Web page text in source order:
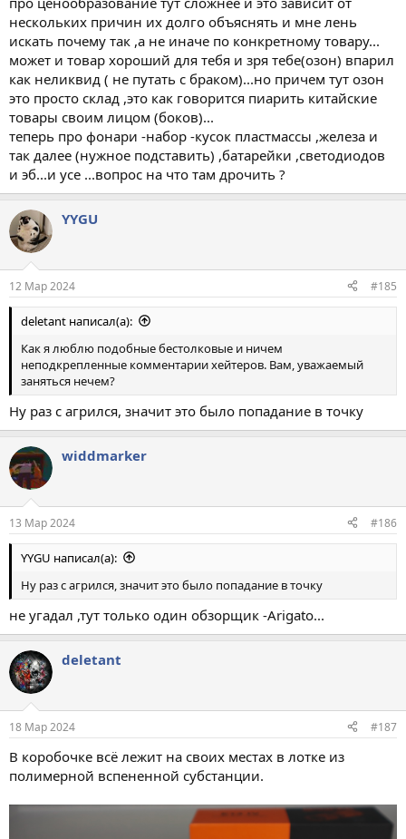
нескольких причин их долго объяснять и мне лень
искать почему так ,а не иначе по конкретному товару...
может и товар хороший для тебя и зря тебе(озон) впарил
как неликвид ( не путать с браком)...но причем тут озон
это просто склад ,это как говорится пиарить китайские
товары своим лицом (боков)...
теперь про фонари -набор -кусок пластмассы ,железа и
так далее (нужное подставить) ,батарейки ,светодиодов
и эб...и усе ...вопрос на что там дрочить ?
YYGU
12 Мар 2024 #185
deletant написал(а):
Как я люблю подобные бестолковые и ничем
неподкрепленные комментарии хейтеров. Вам, уважаемый
заняться нечем?
Ну раз с агрился, значит это было попадание в точку
widdmarker
13 Мар 2024 #186
YYGU написал(а):
Ну раз с агрился, значит это было попадание в точку
не угадал ,тут только один обзорщик -Arigato...
deletant
18 Мар 2024 #187
В коробочке всё лежит на своих местах в лотке из
полимерной вспененной субстанции.